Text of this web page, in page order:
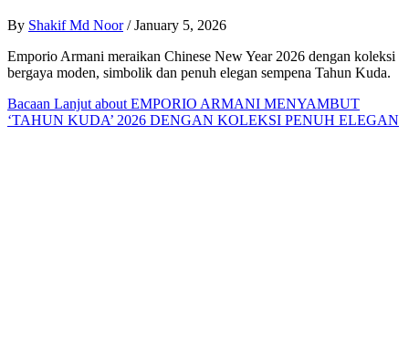
By Shakif Md Noor / January 5, 2026
Emporio Armani meraikan Chinese New Year 2026 dengan koleksi
bergaya moden, simbolik dan penuh elegan sempena Tahun Kuda.
Bacaan Lanjut about EMPORIO ARMANI MENYAMBUT
‘TAHUN KUDA’ 2026 DENGAN KOLEKSI PENUH ELEGAN